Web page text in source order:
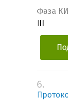
Фаза КИ
6.